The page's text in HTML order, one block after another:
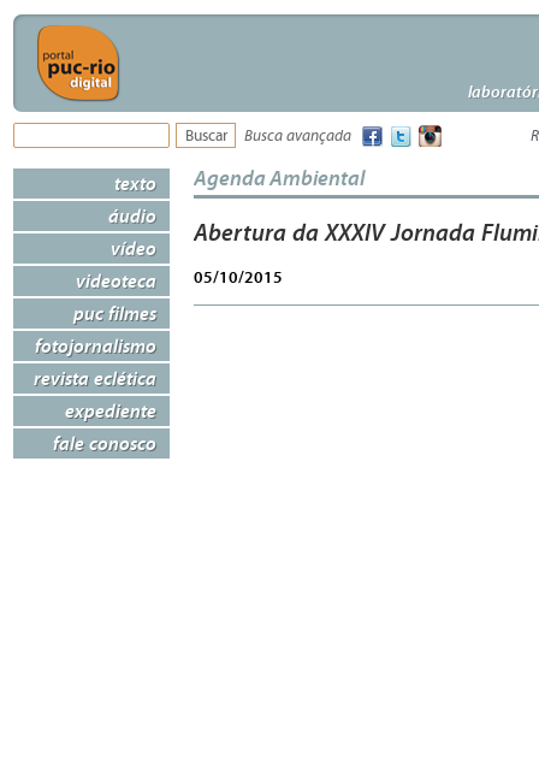
Busca avançada
texto
áudio
vídeo
videoteca
puc filmes
fotojornalismo
revista eclética
expediente
fale conosco
Agenda Ambiental
Abertura da XXXIV Jornada
05/10/2015